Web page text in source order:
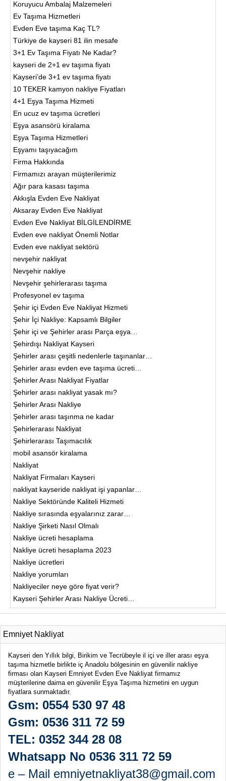
Koruyucu Ambalaj Malzemeleri
Ev Taşıma Hizmetleri
Evden Eve taşıma Kaç TL?
Türkiye de kayseri 81 ilin mesafe
3+1 Ev Taşıma Fiyatı Ne Kadar?
kayseri de 2+1 ev taşıma fiyatı
Kayseri’de 3+1 ev taşıma fiyatı
10 TEKER kamyon nakliye Fiyatları
4+1 Eşya Taşıma Hizmeti
En ucuz ev taşıma ücretleri
Eşya asansörü kiralama
Eşya Taşıma Hizmetleri
Eşyamı taşıyacağım
Firma Hakkında
Firmamızı arayan müşterilerimiz
Ağır para kasası taşıma
Akkışla Evden Eve Nakliyat
Aksaray Evden Eve Nakliyat
Evden Eve Nakliyat BİLGİLENDİRME
Evden eve nakliyat Önemli Notlar
Evden eve nakliyat sektörü
nevşehir nakliyat
Nevşehir nakliye
Nevşehir şehirlerarası taşıma
Profesyonel ev taşıma
Şehir içi Evden Eve Nakliyat Hizmeti
Şehir İçi Nakliye: Kapsamlı Bilgiler
Şehir içi ve Şehirler arası Parça eşya…
Şehirdışı Nakliyat Kayseri
Şehirler arası çeşitli nedenlerle taşınanlar…
Şehirler arası evden eve taşıma ücreti…
Şehirler Arası Nakliyat Fiyatlar
Şehirler arası nakliyat yasak mı?
Şehirler Arası Nakliye
Şehirler arası taşınma ne kadar
Şehirlerarası Nakliyat
Şehirlerarası Taşımacılık
mobil asansör kiralama
Nakliyat
Nakliyat Firmaları Kayseri
nakliyat kayseride nakliyat işi yapanlar…
Nakliye Sektöründe Kaliteli Hizmeti
Nakliye sırasında eşyalarınız zarar…
Nakliye Şirketi Nasıl Olmalı
Nakliye ücreti hesaplama
Nakliye ücreti hesaplama 2023
Nakliye ücretleri
Nakliye yorumları
Nakliyeciler neye göre fiyat verir?
Kayseri Şehirler Arası Nakliye Ücreti…
Emniyet Nakliyat
Kayseri den Yıllık bilgi, Birikim ve Tecrübeyle il içi ve iller arası eşya
taşıma hizmetle birlikte iç Anadolu bölgesinin en güvenilir nakliye
firması olan Kayseri Emniyet Evden Eve Nakliyat firmamız
müşterilerine daima en güvenilir Eşya Taşıma hizmetini en uygun
fiyatlara sunmaktadır.
Gsm: 0554 530 97 48
Gsm: 0536 311 72 59
TEL: 0352 344 28 08
Whatsapp No 0536 311 72 59
e – Mail emniyetnakliyat38@gmail.com